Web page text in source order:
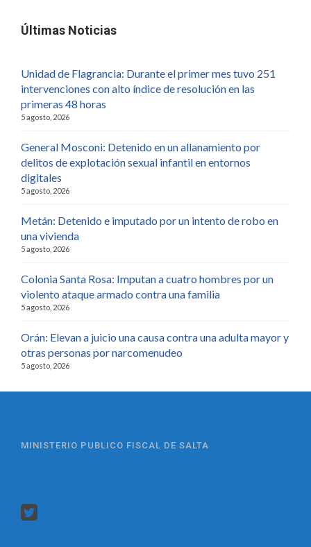
Últimas Noticias
Unidad de Flagrancia: Durante el primer mes tuvo 251
intervenciones con alto índice de resolución en las
primeras 48 horas
5 agosto, 2026
General Mosconi: Detenido en un allanamiento por
delitos de explotación sexual infantil en entornos
digitales
5 agosto, 2026
Metán: Detenido e imputado por un intento de robo en
una vivienda
5 agosto, 2026
Colonia Santa Rosa: Imputan a cuatro hombres por un
violento ataque armado contra una familia
5 agosto, 2026
Orán: Elevan a juicio una causa contra una adulta mayor y
otras personas por narcomenudeo
5 agosto, 2026
MINISTERIO PUBLICO FISCAL DE SALTA